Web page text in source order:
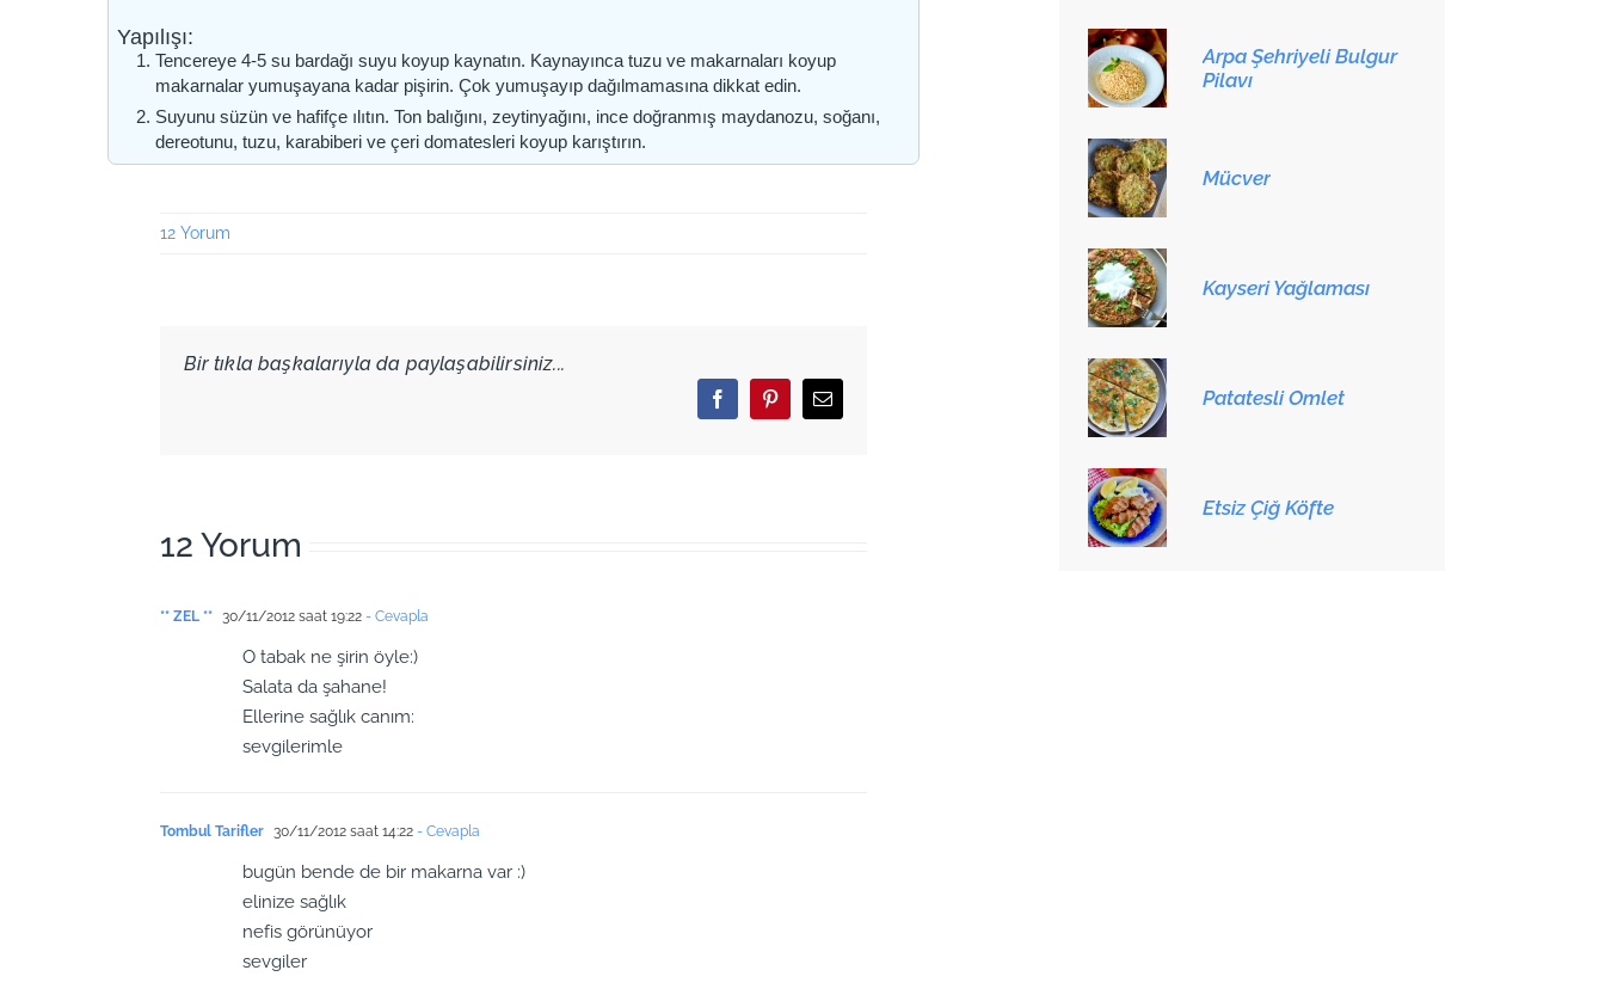
Yapılışı:
Tencereye 4-5 su bardağı suyu koyup kaynatın. Kaynayınca tuzu ve makarnaları koyup
makarnalar yumuşayana kadar pişirin. Çok yumuşayıp dağılmamasına dikkat edin.
Suyunu süzün ve hafifçe ılıtın. Ton balığını, zeytinyağını, ince doğranmış maydanozu, soğanı,
dereotunu, tuzu, karabiberi ve çeri domatesleri koyup karıştırın.
12 Yorum
Bir tıkla başkalarıyla da paylaşabilirsiniz...
FacebookPinterestEmail
12 Yorum
** ZEL ** 30/11/2012 saat 19:22 - Cevapla
O tabak ne şirin öyle:)
Salata da şahane!
Ellerine sağlık canım:
sevgilerimle
Tombul Tarifler 30/11/2012 saat 14:22 - Cevapla
bugün bende de bir makarna var :)
elinize sağlık
nefis görünüyor
sevgiler
Arpa Şehriyeli Bulgur
Pilavı
Mücver
Kayseri Yağlaması
Patatesli Omlet
Etsiz Çiğ Köfte